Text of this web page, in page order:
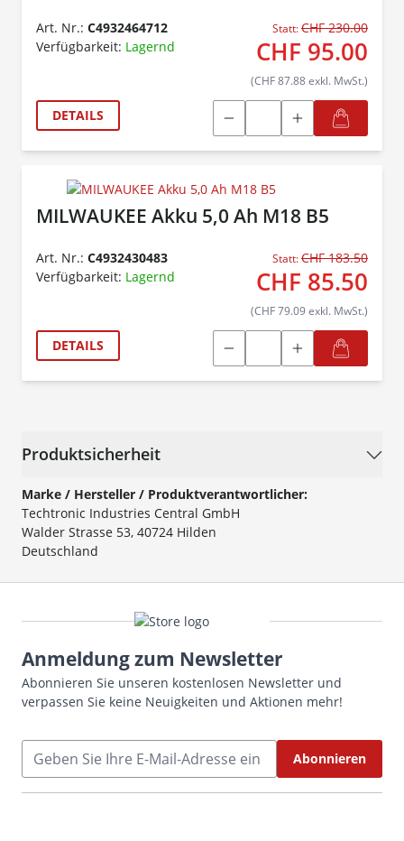
Art. Nr.: C4932464712
Verfügbarkeit: Lagernd
Statt:CHF 230.00
CHF 95.00
(CHF 87.88 exkl. MwSt.)
DETAILS
MILWAUKEE Akku 5,0 Ah M18 B5
Art. Nr.: C4932430483
Verfügbarkeit: Lagernd
Statt:CHF 183.50
CHF 85.50
(CHF 79.09 exkl. MwSt.)
DETAILS
Produktsicherheit
Marke / Hersteller / Produktverantwortlicher:
Techtronic Industries Central GmbH
Walder Strasse 53, 40724 Hilden
Deutschland
Anmeldung zum Newsletter
Abonnieren Sie unseren kostenlosen Newsletter und
verpassen Sie keine Neuigkeiten und Aktionen mehr!
Abonnieren